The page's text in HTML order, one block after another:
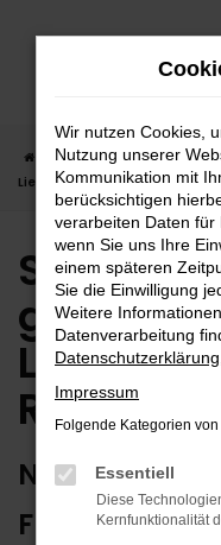
Zum
Startseite Reutlingen
Lieferservice nach Reutlingen
Suzuki
günstig
NUTZEN SIE
FÜR
Wir nutzen Cookies,
Nutzung unserer
Kommunikation mit
berücksichtigen
verarbeiten Daten für
wenn Sie uns Ihre
einem späteren
Sie die Einwilligung
Weitere
Datenverarbeitung
Datenschutzerklärung
Impressum
Folgende Kategorien
Essentiell
Diese
Kernfunktionalität